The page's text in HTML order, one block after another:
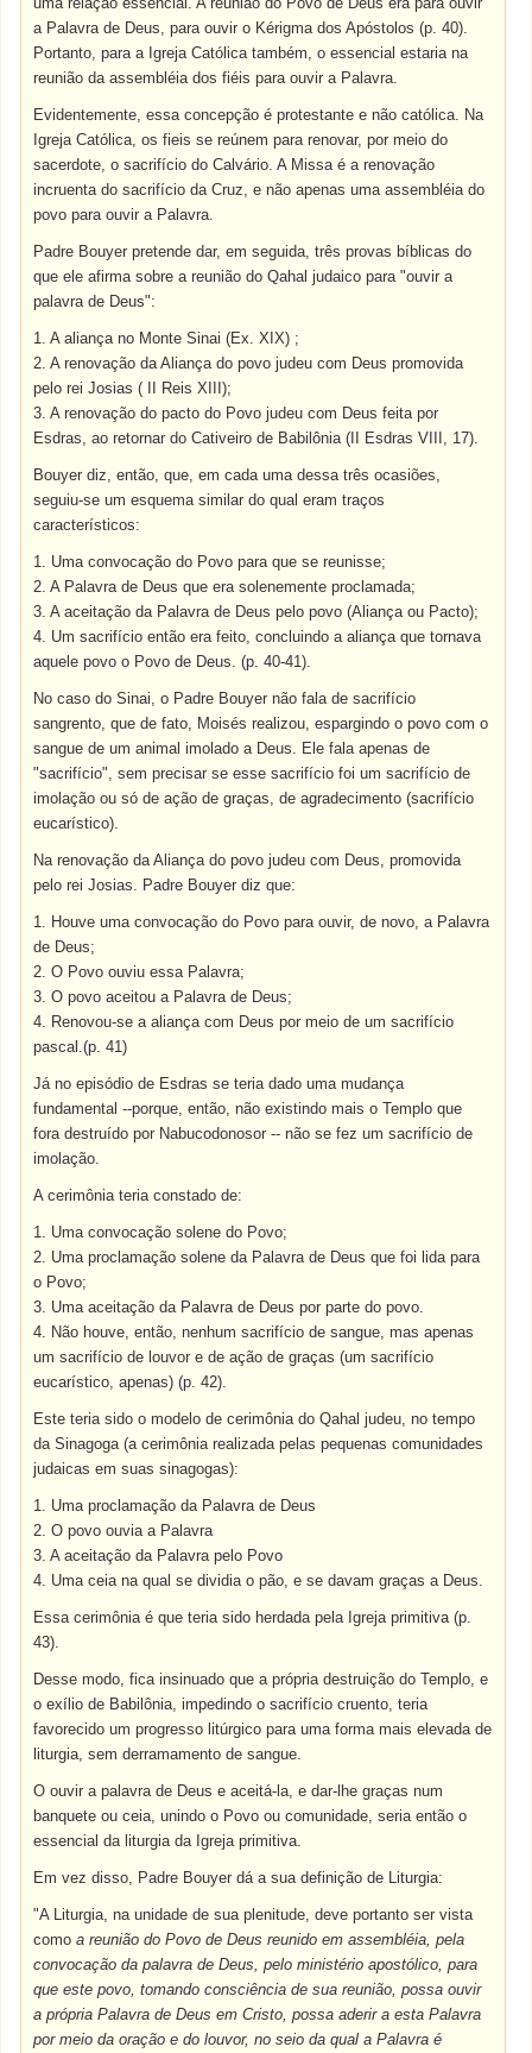
a Palavra de Deus, para ouvir o Kérigma dos Apóstolos (p. 40).
Portanto, para a Igreja Católica também, o essencial estaria na
reunião da assembléia dos fiéis para ouvir a Palavra.
Evidentemente, essa concepção é protestante e não católica. Na
Igreja Católica, os fieis se reúnem para renovar, por meio do
sacerdote, o sacrifício do Calvário. A Missa é a renovação
incruenta do sacrifício da Cruz, e não apenas uma assembléia do
povo para ouvir a Palavra.
Padre Bouyer pretende dar, em seguida, três provas bíblicas do
que ele afirma sobre a reunião do Qahal judaico para "ouvir a
palavra de Deus":
1. A aliança no Monte Sinai (Ex. XIX) ;
2. A renovação da Aliança do povo judeu com Deus promovida
pelo rei Josias ( II Reis XIII);
3. A renovação do pacto do Povo judeu com Deus feita por
Esdras, ao retornar do Cativeiro de Babilônia (II Esdras VIII, 17).
Bouyer diz, então, que, em cada uma dessa três ocasiões,
seguiu-se um esquema similar do qual eram traços
característicos:
1. Uma convocação do Povo para que se reunisse;
2. A Palavra de Deus que era solenemente proclamada;
3. A aceitação da Palavra de Deus pelo povo (Aliança ou Pacto);
4. Um sacrifício então era feito, concluindo a aliança que tornava
aquele povo o Povo de Deus. (p. 40-41).
No caso do Sinai, o Padre Bouyer não fala de sacrifício
sangrento, que de fato, Moisés realizou, espargindo o povo com o
sangue de um animal imolado a Deus. Ele fala apenas de
"sacrifício", sem precisar se esse sacrifício foi um sacrifício de
imolação ou só de ação de graças, de agradecimento (sacrifício
eucarístico).
Na renovação da Aliança do povo judeu com Deus, promovida
pelo rei Josias. Padre Bouyer diz que:
1. Houve uma convocação do Povo para ouvir, de novo, a Palavra
de Deus;
2. O Povo ouviu essa Palavra;
3. O povo aceitou a Palavra de Deus;
4. Renovou-se a aliança com Deus por meio de um sacrifício
pascal.(p. 41)
Já no episódio de Esdras se teria dado uma mudança
fundamental --porque, então, não existindo mais o Templo que
fora destruído por Nabucodonosor -- não se fez um sacrifício de
imolação.
A cerimônia teria constado de:
1. Uma convocação solene do Povo;
2. Uma proclamação solene da Palavra de Deus que foi lida para
o Povo;
3. Uma aceitação da Palavra de Deus por parte do povo.
4. Não houve, então, nenhum sacrifício de sangue, mas apenas
um sacrifício de louvor e de ação de graças (um sacrifício
eucarístico, apenas) (p. 42).
Este teria sido o modelo de cerimônia do Qahal judeu, no tempo
da Sinagoga (a cerimônia realizada pelas pequenas comunidades
judaicas em suas sinagogas):
1. Uma proclamação da Palavra de Deus
2. O povo ouvia a Palavra
3. A aceitação da Palavra pelo Povo
4. Uma ceia na qual se dividia o pão, e se davam graças a Deus.
Essa cerimônia é que teria sido herdada pela Igreja primitiva (p.
43).
Desse modo, fica insinuado que a própria destruição do Templo, e
o exílio de Babilônia, impedindo o sacrifício cruento, teria
favorecido um progresso litúrgico para uma forma mais elevada de
liturgia, sem derramamento de sangue.
O ouvir a palavra de Deus e aceitá-la, e dar-lhe graças num
banquete ou ceia, unindo o Povo ou comunidade, seria então o
essencial da liturgia da Igreja primitiva.
Em vez disso, Padre Bouyer dá a sua definição de Liturgia:
"A Liturgia, na unidade de sua plenitude, deve portanto ser vista
comoa reunião do Povo de Deus reunido em assembléia, pela
convocação da palavra de Deus, pelo ministério apostólico, para
que este povo, tomando consciência de sua reunião, possa ouvir
a própria Palavra de Deus em Cristo, possa aderir a esta Palavra
por meio da oração e do louvor, no seio da qual a Palavra é